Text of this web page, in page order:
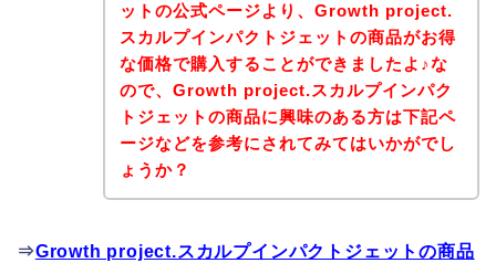
ットの公式ページより、Growth project.
スカルプインパクトジェットの商品がお得
な価格で購入することができましたよ♪な
ので、Growth project.スカルプインパク
トジェットの商品に興味のある方は下記ペ
ージなどを参考にされてみてはいかがでし
ょうか？
⇒Growth project.スカルプインパクトジェットの商品